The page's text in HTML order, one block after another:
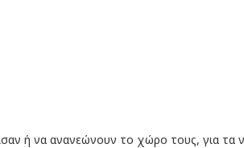
ή να ανανεώνουν το χώρο τους, για τα